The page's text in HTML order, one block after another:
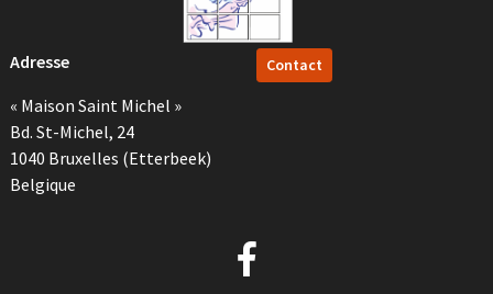
Adresse
« Maison Saint Michel »
Bd. St-Michel, 24
1040 Bruxelles (Etterbeek)
Belgique
Contact